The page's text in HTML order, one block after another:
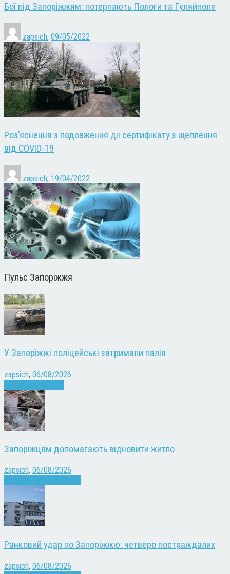
Бої під Запоріжжям: потерпають Пологи та Гуляйполе
zapsich, 09/05/2022
Роз’яснення з подовження дії сертифікату з щеплення
від COVID-19
zapsich, 19/04/2022
Пульс Запоріжжя
У Запоріжжі поліцейські затримали палія
zapsich, 06/08/2026
Запоріжцям допомагають відновити житло
zapsich, 06/08/2026
Ранковий удар по Запоріжжю: четверо постраждалих
zapsich, 06/08/2026